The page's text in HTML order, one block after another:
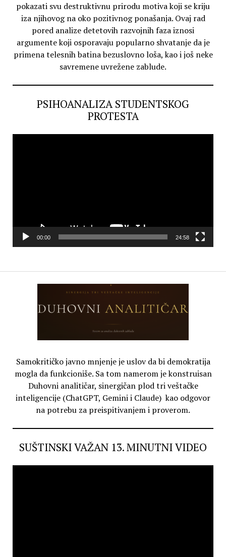
pokazati svu destruktivnu prirodu motiva koji se kriju
iza njihovog na oko pozitivnog ponašanja. Ovaj rad
pored analize detetovih razvojnih faza iznosi
argumente koji osporavaju popularno shvatanje da je
primena telesnih batina bezuslovno loša, kao i još neke
savremene uvrežene zablude.
PSIHOANALIZA STUDENTSKOG
PROTESTA
00:00 24:58
Samokritičko javno mnjenje je uslov da bi demokratija
mogla da funkcioniše. Sa tom namerom je konstruisan
Duhovni analitičar, sinergičan plod tri veštačke
inteligencije (ChatGPT, Gemini i Claude) kao odgovor
na potrebu za preispitivanjem i proverom.
SUŠTINSKI VAŽAN 13. MINUTNI VIDEO